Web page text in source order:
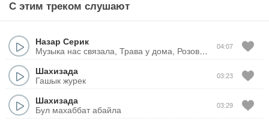
С этим треком слушают
Назар Серик
04:07
Шахизада
Гашык журек
03:23
Шахизада
Бул махаббат абайла
03:29